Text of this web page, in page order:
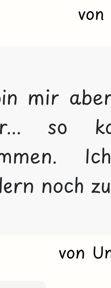
von
mir
so
von